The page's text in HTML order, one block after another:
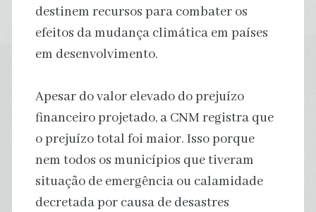
destinem recursos para combater os
efeitos da mudança climática em países
em desenvolvimento.
Apesar do valor elevado do prejuízo
financeiro projetado, a CNM registra que
o prejuízo total foi maior. Isso porque
nem todos os municípios que tiveram
situação de emergência ou calamidade
decretada por causa de desastres